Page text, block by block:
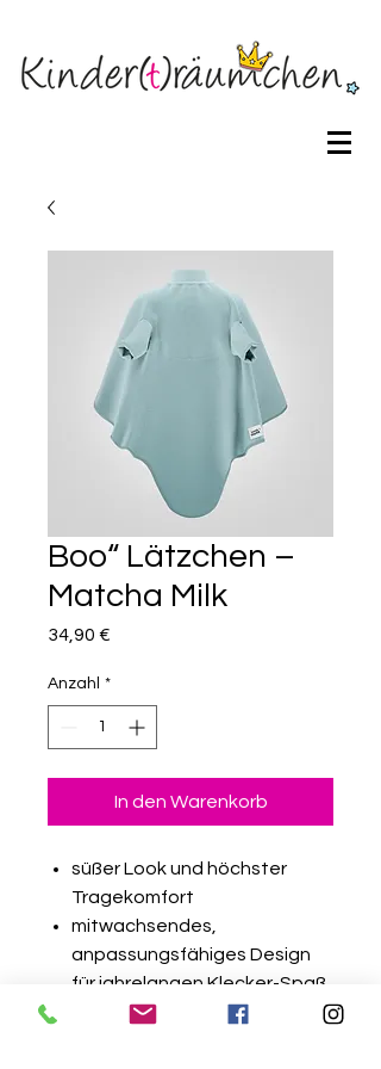
Boo“ Lätzchen –
Matcha Milk
34,90 €
Anzahl *
In den Warenkorb
süßer Look und höchster
Tragekomfort
mitwachsendes,
anpassungsfähiges Design
für jahrelangen Klecker-Spaß
aus hochwertigen, absolut